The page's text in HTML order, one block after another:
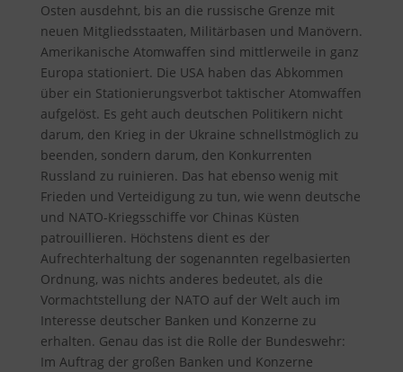
Osten ausdehnt, bis an die russische Grenze mit
neuen Mitgliedsstaaten, Militärbasen und Manövern.
Amerikanische Atomwaffen sind mittlerweile in ganz
Europa stationiert. Die USA haben das Abkommen
über ein Stationierungsverbot taktischer Atomwaffen
aufgelöst. Es geht auch deutschen Politikern nicht
darum, den Krieg in der Ukraine schnellstmöglich zu
beenden, sondern darum, den Konkurrenten
Russland zu ruinieren. Das hat ebenso wenig mit
Frieden und Verteidigung zu tun, wie wenn deutsche
und NATO-Kriegsschiffe vor Chinas Küsten
patrouillieren. Höchstens dient es der
Aufrechterhaltung der sogenannten regelbasierten
Ordnung, was nichts anderes bedeutet, als die
Vormachtstellung der NATO auf der Welt auch im
Interesse deutscher Banken und Konzerne zu
erhalten. Genau das ist die Rolle der Bundeswehr:
Im Auftrag der großen Banken und Konzerne